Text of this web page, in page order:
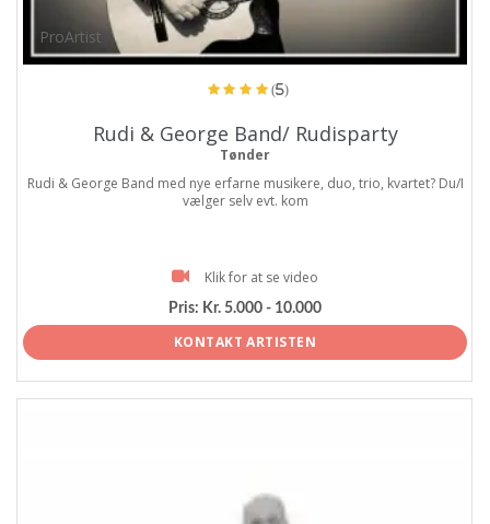
ProArtist
(5)
Rudi & George Band/ Rudisparty
Tønder
Rudi & George Band med nye erfarne musikere, duo, trio, kvartet? Du/I
vælger selv evt. kom
Klik for at se video
Pris: Kr. 5.000 - 10.000
KONTAKT ARTISTEN